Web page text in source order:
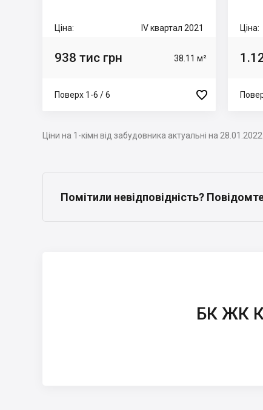
Ціна: IV квартал 2021
938 тис грн 38.11 м²
Поверх 1-6 / 6 
Ціна:
Ціни на 1-кімн від забудовника актуальні на 28.01.2022
Помітили невідповідність?
БК ЖК